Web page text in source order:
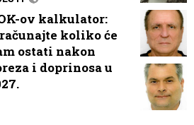
ov kalkulator:
koliko će
ostati nakon
i doprinosa u